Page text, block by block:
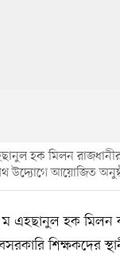
হক মিলন
উদ্যোগে আয়োজিত
ম এহছানুল হক মিলন
শিক্ষকদের